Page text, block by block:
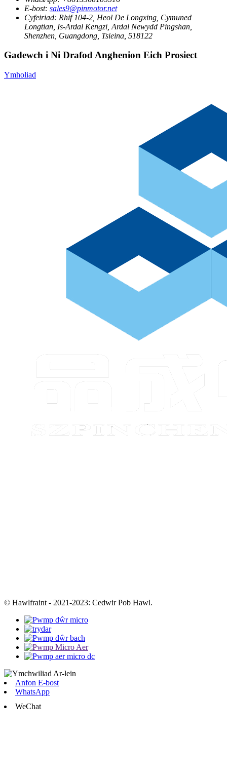
E-bost: sales9@pinmotor.net
Cyfeiriad: Rhif 104-2, Heol De Longxing, Cymuned
Longtian, Is-Ardal Kengzi, Ardal Newydd Pingshan,
Shenzhen, Guangdong, Tsieina, 518122
Gadewch i Ni Drafod Anghenion Eich Prosiect
Ymholiad
© Hawlfraint - 2021-2023: Cedwir Pob Hawl.
Anfon E-bost
WhatsApp
WeChat